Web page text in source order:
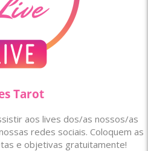
Tarot
aos lives dos/as nossos/as
redes sociais. Coloquem as
e objetivas gratuitamente!